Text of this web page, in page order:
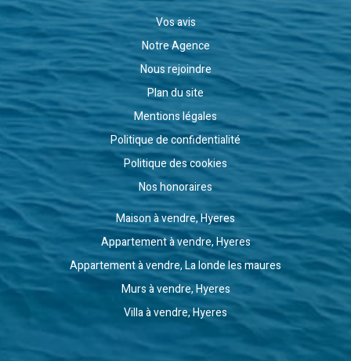
Vos avis
Notre Agence
Nous rejoindre
Plan du site
Mentions légales
Politique de confidentialité
Politique des cookies
Nos honoraires
Maison à vendre, Hyeres
Appartement à vendre, Hyeres
Appartement à vendre, La londe les maures
Murs à vendre, Hyeres
Villa à vendre, Hyeres